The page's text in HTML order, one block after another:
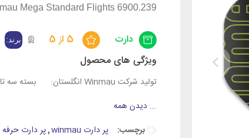
Mega Standard Flights 6900.239
دارت 5 از 5
ویژگی های محصول
تولید شرکت Winmau انگلستان: بسته سه
... دیدن همه
برچسب:
پر دارت winmau ,پر دارت